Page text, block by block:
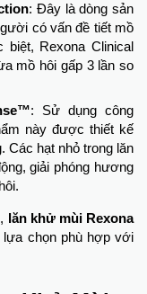
: Đây là dòng sản
có vấn đề tiết mồ
biệt, Rexona Clinical
mồ hôi gấp 3 lần so
: Sử dụng công
này được thiết kế
Các hạt nhỏ trong lăn
giải phóng hương
lăn khử mùi Rexona
lựa chọn phù hợp với